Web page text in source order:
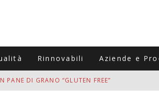
Rinnovabili Aziende e
PANE DI GRANO “GLUTEN FREE”